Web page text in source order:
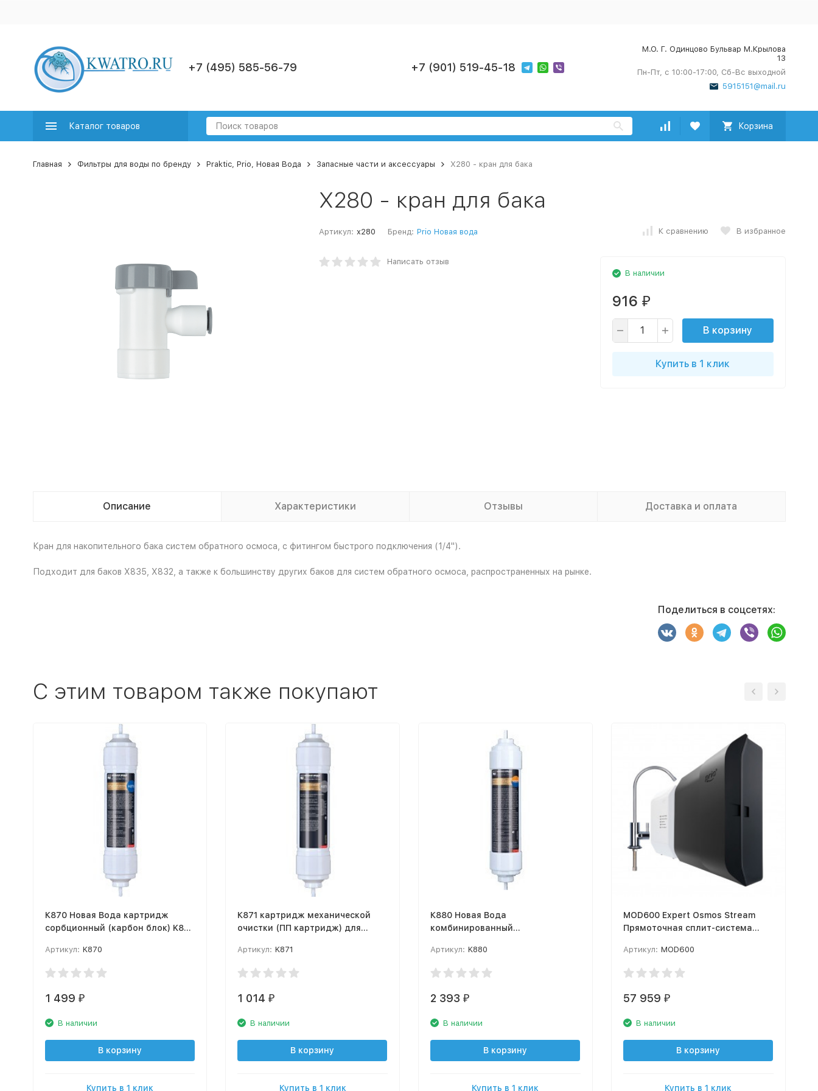
+7 (495) 585-56-79 +7 (901) 519-45-18
М.О. Г. Одинцово Бульвар М.Крылова
13
Пн-Пт, с 10:00-17:00, Сб-Вс выходной
5915151@mail.ru
Каталог товаров Корзина
Главная Фильтры для воды по бренду Praktic, Prio, Новая Вода Запасные части и аксессуары X280 - кран для бака
X280 - кран для бака
Артикул: x280 Бренд: Prio Новая вода К сравнению В избранное
Написать отзыв
В наличии
916 ₽
В корзину
Купить в 1 клик
Описание Характеристики Отзывы Доставка и оплата
Кран для накопительного бака систем обратного осмоса, с фитингом быстрого подключения (1/4").
Подходит для баков X835, X832, а также к большинству других баков для систем обратного осмоса, распространенных на рынке.
Поделиться в соцсетях:
C этим товаром также покупают
К870 Новая Вода картридж
сорбционный (карбон блок) K870
Артикул: K870
1 499 ₽
В наличии
В корзину
Купить в 1 клик
К871 картридж механической
очистки (ПП картридж) для
Артикул: K871
1 014 ₽
В наличии
В корзину
Купить в 1 клик
К880 Новая Вода
комбинированный
минерализатор K880
Артикул: K880
2 393 ₽
В наличии
В корзину
Купить в 1 клик
MOD600 Expert Osmos Stream
Прямоточная сплит-система
минерализацией МОД600
Артикул: MOD600
57 959 ₽
В наличии
В корзину
Купить в 1 клик